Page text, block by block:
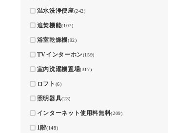
温水洗浄便座(242)
追焚機能(107)
浴室乾燥機(92)
TVインターホン(159)
室内洗濯機置場(317)
ロフト (6)
照明器具(23)
インターネット使用料無料(209)
1階(148)